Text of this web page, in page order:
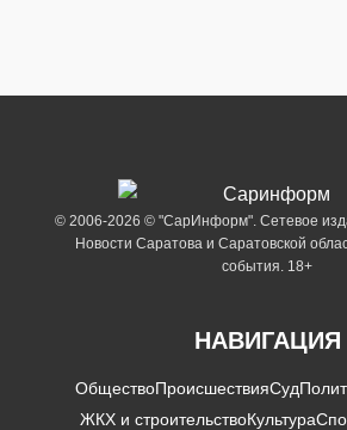
© 2006-2026 © "СарИнформ". Сетевое
Новости Саратова и Саратовской
события. 18+
НАВИГАЦИЯ
ОбществоПроисшествияСуд
ЖКХ и строительствоКультура